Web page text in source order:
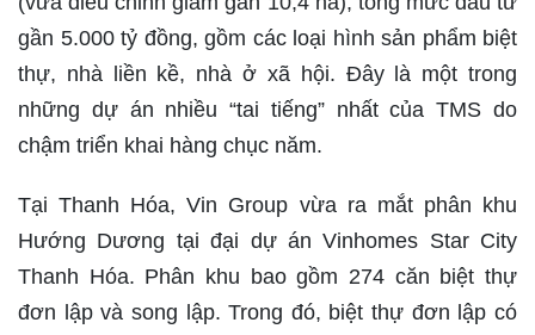
gần 5.000 tỷ đồng, gồm các loại hình sản phẩm biệt
thự, nhà liền kề, nhà ở xã hội. Đây là một trong
những dự án nhiều “tai tiếng” nhất của TMS do
chậm triển khai hàng chục năm.
Tại Thanh Hóa, Vin Group vừa ra mắt phân khu
Hướng Dương tại đại dự án Vinhomes Star City
Thanh Hóa. Phân khu bao gồm 274 căn biệt thự
đơn lập và song lập. Trong đó, biệt thự đơn lập có